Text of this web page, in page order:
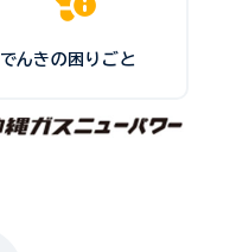
でんきの困りごと